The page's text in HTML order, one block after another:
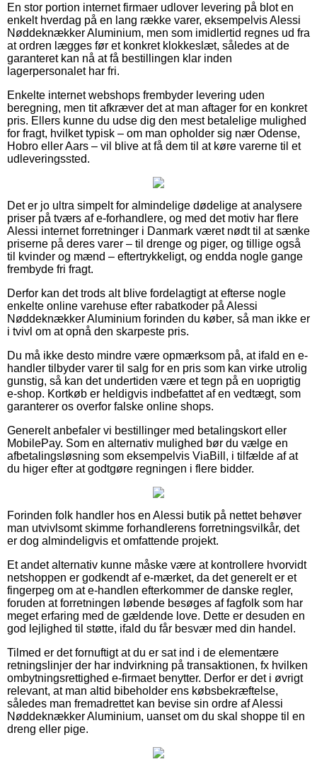
En stor portion internet firmaer udlover levering på blot en
enkelt hverdag på en lang række varer, eksempelvis Alessi
Nøddeknækker Aluminium, men som imidlertid regnes ud fra
at ordren lægges før et konkret klokkeslæt, således at de
garanteret kan nå at få bestillingen klar inden
lagerpersonalet har fri.
Enkelte internet webshops frembyder levering uden
beregning, men tit afkræver det at man aftager for en konkret
pris. Ellers kunne du udse dig den mest betalelige mulighed
for fragt, hvilket typisk – om man opholder sig nær Odense,
Hobro eller Aars – vil blive at få dem til at køre varerne til et
udleveringssted.
Det er jo ultra simpelt for almindelige dødelige at analysere
priser på tværs af e-forhandlere, og med det motiv har flere
Alessi internet forretninger i Danmark været nødt til at sænke
priserne på deres varer – til drenge og piger, og tillige også
til kvinder og mænd – eftertrykkeligt, og endda nogle gange
frembyde fri fragt.
Derfor kan det trods alt blive fordelagtigt at efterse nogle
enkelte online varehuse efter rabatkoder på Alessi
Nøddeknækker Aluminium forinden du køber, så man ikke er
i tvivl om at opnå den skarpeste pris.
Du må ikke desto mindre være opmærksom på, at ifald en e-
handler tilbyder varer til salg for en pris som kan virke utrolig
gunstig, så kan det undertiden være et tegn på en uoprigtig
e-shop. Kortkøb er heldigvis indbefattet af en vedtægt, som
garanterer os overfor falske online shops.
Generelt anbefaler vi bestillinger med betalingskort eller
MobilePay. Som en alternativ mulighed bør du vælge en
afbetalingsløsning som eksempelvis ViaBill, i tilfælde af at
du higer efter at godtgøre regningen i flere bidder.
Forinden folk handler hos en Alessi butik på nettet behøver
man utvivlsomt skimme forhandlerens forretningsvilkår, det
er dog almindeligvis et omfattende projekt.
Et andet alternativ kunne måske være at kontrollere hvorvidt
netshoppen er godkendt af e-mærket, da det generelt er et
fingerpeg om at e-handlen efterkommer de danske regler,
foruden at forretningen løbende besøges af fagfolk som har
meget erfaring med de gældende love. Dette er desuden en
god lejlighed til støtte, ifald du får besvær med din handel.
Tilmed er det fornuftigt at du er sat ind i de elementære
retningslinjer der har indvirkning på transaktionen, fx hvilken
ombytningsrettighed e-firmaet benytter. Derfor er det i øvrigt
relevant, at man altid bibeholder ens købsbekræftelse,
således man fremadrettet kan bevise sin ordre af Alessi
Nøddeknækker Aluminium, uanset om du skal shoppe til en
dreng eller pige.